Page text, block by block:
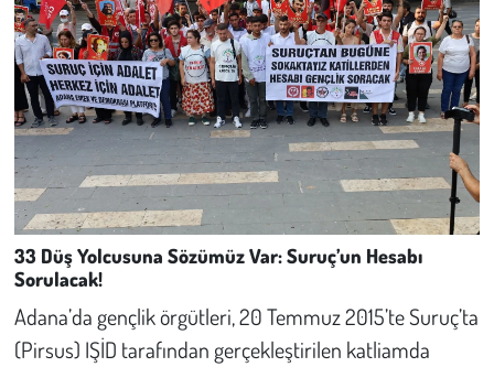
33 Düş Yolcusuna Sözümüz Var: Suruç’un Hesabı
Sorulacak!
Adana’da gençlik örgütleri, 20 Temmuz 2015’te Suruç’ta
(Pirsus) IŞİD tarafından gerçekleştirilen katliamda